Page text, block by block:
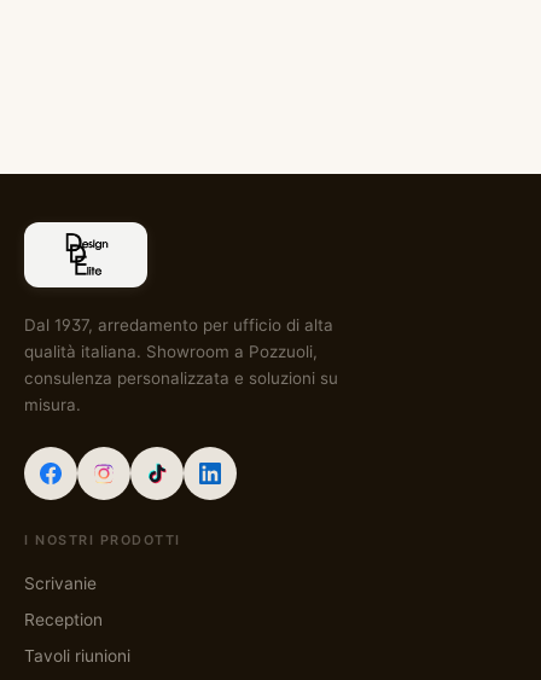
Dal 1937, arredamento per ufficio di alta
qualità italiana. Showroom a Pozzuoli,
consulenza personalizzata e soluzioni su
misura.
I NOSTRI PRODOTTI
Scrivanie
Reception
Tavoli riunioni